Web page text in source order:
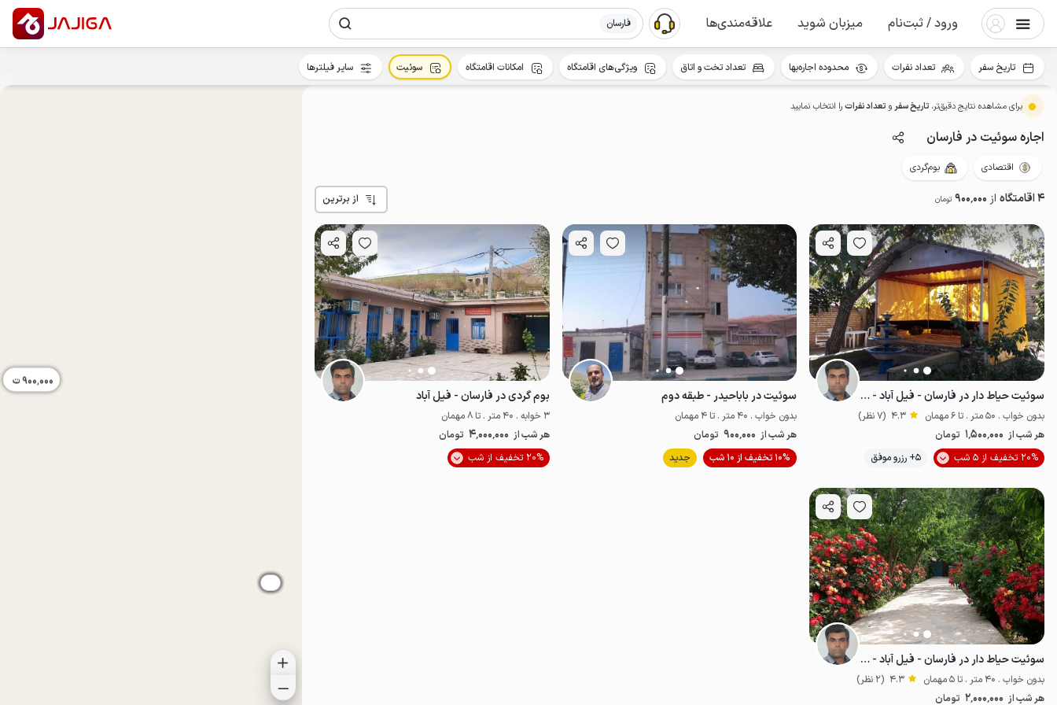
ورود / ثبت‌نام میزبان شوید علاقه‌مندی‌ها فارسان
900٬000ت
برای مشاهده نتایج دقیق‌تر، تاریخ سفرو تعداد نفراترا انتخاب نمایید
اجاره سوئیت در فارسان
اقتصادی بوم‌گردی
4 اقامتگاه از 900٬000 تومان از برترین
سوئیت حیاط دار در فارسان - فیل آباد - واحد ۱
بدون خواب . 50 متر . تا 6 مهمان 4.3 (7 نظر)
هر شب از 1٬500٬000 تومان
20% تخفیف از 5 شب
5+ رزرو موفق اقتصادی موقعیت در نقشه
سوئیت در باباحیدر - طبقه دوم
بدون خواب . 40 متر . تا 4 مهمان
هر شب از 900٬000 تومان
10% تخفیف از 10 شب
جدید اقتصادی
بوم گردی در فارسان - فیل آباد
3 خوابه . 40 متر . تا 8 مهمان
هر شب از 4٬000٬000 تومان
20% تخفیف از شب
سوئیت حیاط دار در فارسان - فیل آباد - واحد ۲
بدون خواب . 40 متر . تا 5 مهمان 4.3 (2 نظر)
هر شب از 2٬000٬000 تومان
تاریخ سفر تعداد نفرات محدوده اجاره‌بها تعداد تخت و اتاق ویژگی‌های اقامتگاه امکانات اقامتگاه سوئیت سایر فیلترها